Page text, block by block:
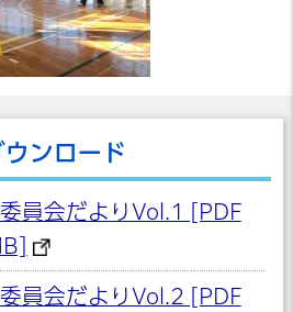
ンロード
員会だよりVol.1 [PDF
員会だよりVol.2 [PDF